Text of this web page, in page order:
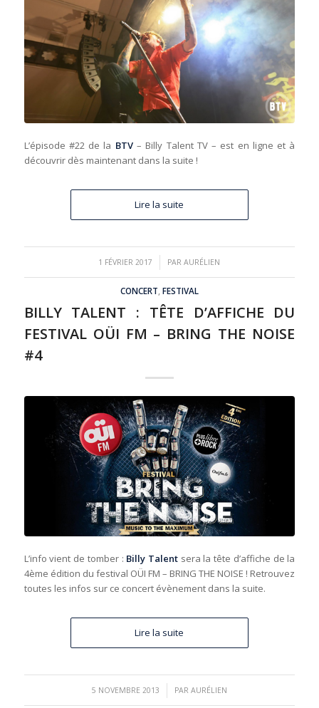
L’épisode #22 de la BTV– Billy Talent TV – est en ligne et à
découvrir dès maintenant dans la suite !
Lire la suite
1 FÉVRIER 2017
/ PARAURÉLIEN
CONCERT,FESTIVAL
BILLY TALENT : TÊTE D’AFFICHE DU
FESTIVAL OÜI FM – BRING THE NOISE
#4
L’info vient de tomber : Billy Talent sera la tête d’affiche de la
4ème édition du festival OÜI FM – BRING THE NOISE ! Retrouvez
toutes les infos sur ce concert évènement dans la suite.
Lire la suite
5 NOVEMBRE 2013
/ PAR AURÉLIEN